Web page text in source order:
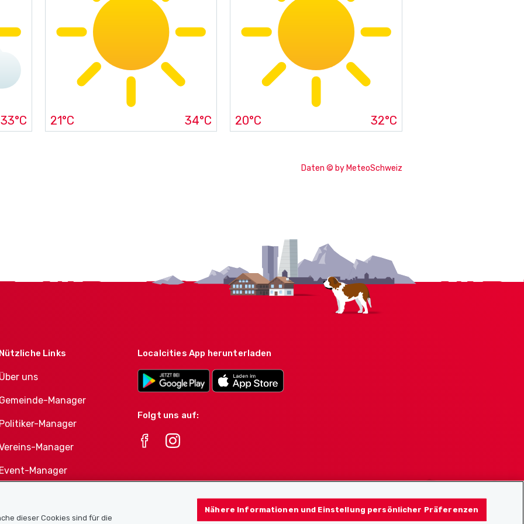
33°C 21°C 34°C 20°C 32°C
Daten © by MeteoSchweiz
Links
uns
Manager
Manager
Manager
Manager
Produktportfolio
Localcities App herunterladen
Folgt uns auf:
dieser Cookies sind für die
Nähere Informationen und Einstellung persönlicher Präferenzen